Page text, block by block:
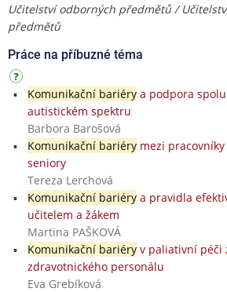
Učitelství odborných předmětů /
předmětů
Práce na příbuzné téma
Komunikační bariérya podpora
autistickém spektru
Barbora Barošová
Komunikační bariérymezi pracovníky
seniory
Tereza Lerchová
Komunikační bariérya pravidla
učitelem a žákem
Martina PAŠKOVÁ
Komunikační bariéryv paliativní péči
zdravotnického personálu
Eva Grebíková